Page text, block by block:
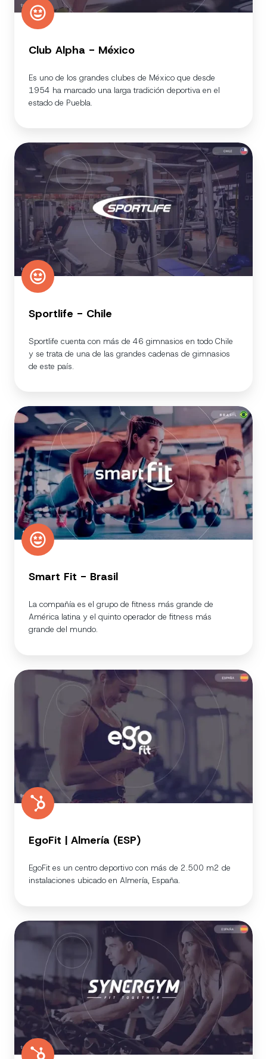
Club Alpha - México
Es uno de los grandes clubes de México que desde
1954 ha marcado una larga tradición deportiva en el
estado de Puebla.
Sportlife
Chile
Sportlife - Chile
Sportlife cuenta con más de 46 gimnasios en todo Chile
y se trata de una de las grandes cadenas de gimnasios
de este país.
Smart
Fit
Brasil
Smart Fit - Brasil
La compañía es el grupo de fitness más grande de
América latina y el quinto operador de fitness más
grande del mundo.
EgoFit
EgoFit | Almería (ESP)
EgoFit es un centro deportivo con más de 2.500 m2 de
instalaciones ubicado en Almería, España.
Synergym
-